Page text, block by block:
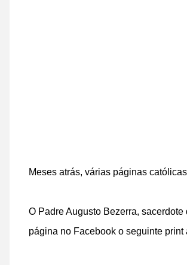
Meses atrás, várias páginas
O Padre Augusto Bezerra,
página no Facebook o seguinte print